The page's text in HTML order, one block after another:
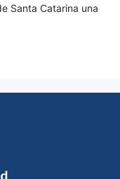
Santa Catarina una